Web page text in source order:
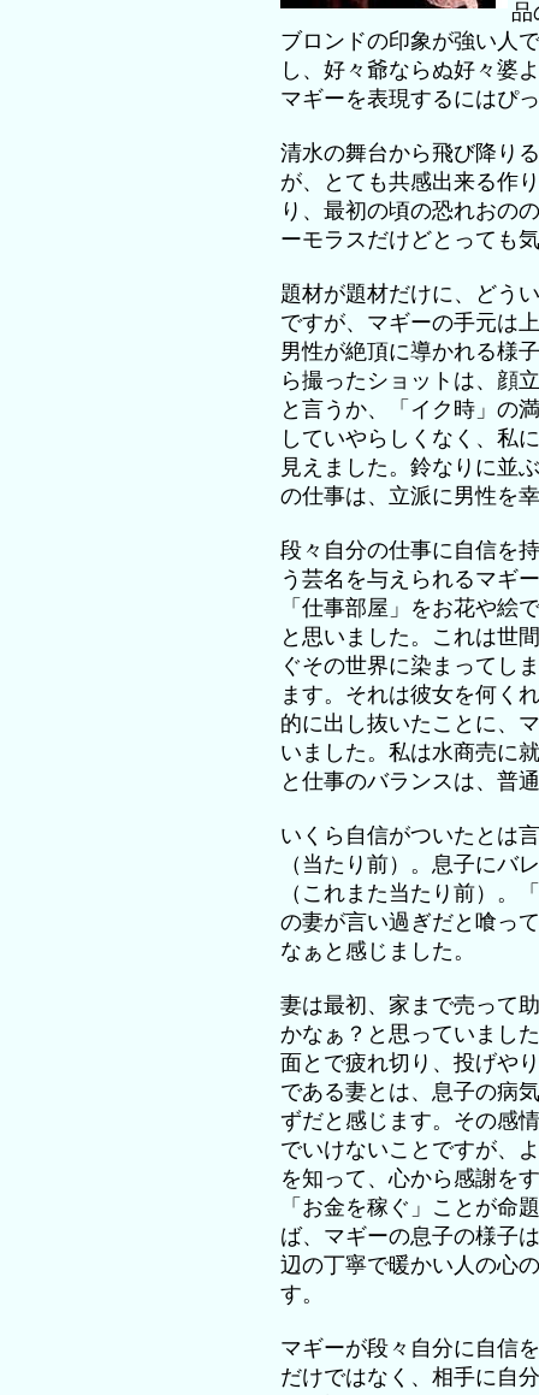
品
ブロンドの印象が強い人
し、好々爺ならぬ好々婆
マギーを表現するにはぴ
清水の舞台から飛び降り
が、とても共感出来る作
り、最初の頃の恐れおの
ーモラスだけどとっても
題材が題材だけに、どう
ですが、マギーの手元は
男性が絶頂に導かれる様
ら撮ったショットは、顔
と言うか、「イク時」の
していやらしくなく、私
見えました。鈴なりに並
の仕事は、立派に男性を
段々自分の仕事に自信を
う芸名を与えられるマギ
「仕事部屋」をお花や絵
と思いました。これは世
ぐその世界に染まってし
ます。それは彼女を何く
的に出し抜いたことに、
いました。私は水商売に
と仕事のバランスは、普
いくら自信がついたとは
（当たり前）。息子にバ
（これまた当たり前）。
の妻が言い過ぎだと喰っ
なぁと感じました。
妻は最初、家まで売って
かなぁ？と思っていまし
面とで疲れ切り、投げや
である妻とは、息子の病
ずだと感じます。その感
でいけないことですが、
を知って、心から感謝を
「お金を稼ぐ」ことが命
ば、マギーの息子の様子
辺の丁寧で暖かい人の心
す。
マギーが段々自分に自信
だけではなく、相手に自